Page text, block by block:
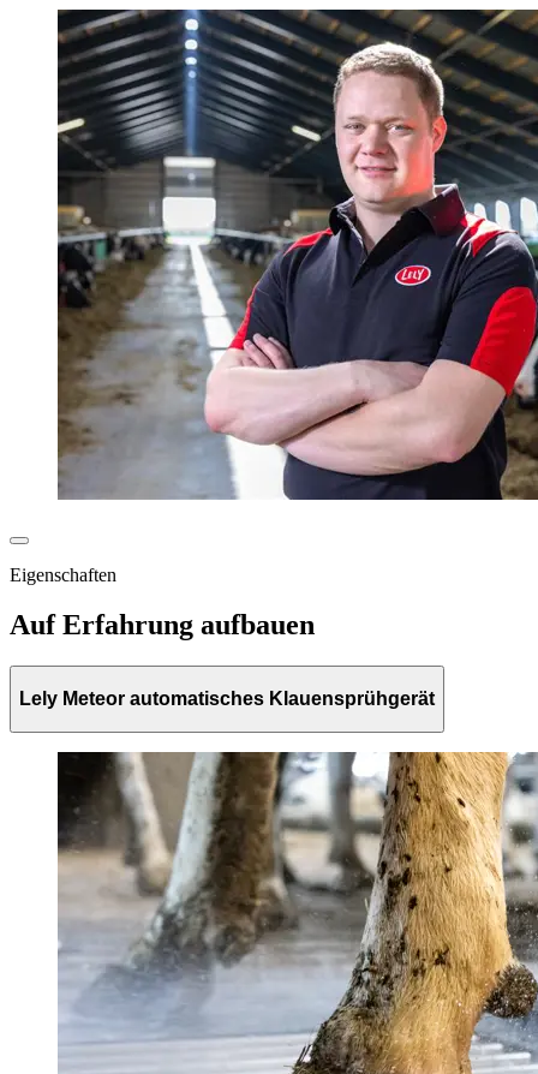
Eigenschaften
Auf Erfahrung aufbauen
Lely Meteor automatisches Klauensprühgerät